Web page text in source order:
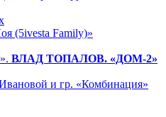
(5ivesta Family)»
ВЛАД ТОПАЛОВ. «ДОМ-2»
и гр. «Комбинация»